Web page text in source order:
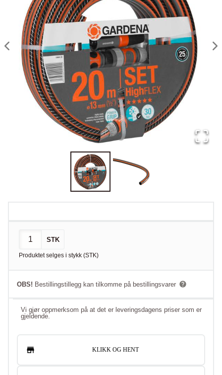
STK
Produktet selges i stykk (STK)
OBS! Bestillingstillegg kan tilkomme på bestillingsvarer
Vi gjør oppmerksom på at det er leveringsdagens priser som er
gjeldende.
KLIKK OG HENT